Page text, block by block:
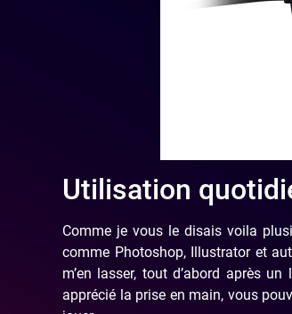
Utilisation
Comme je vous le disais voila
comme Photoshop, Illustrator et
m’en lasser, tout d’abord après
apprécié la prise en main, vous